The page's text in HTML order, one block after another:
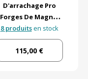
D'arrachage Pro
Forges De Magne,
Tranchant Bombé
8 produitsen stock
115,00 €